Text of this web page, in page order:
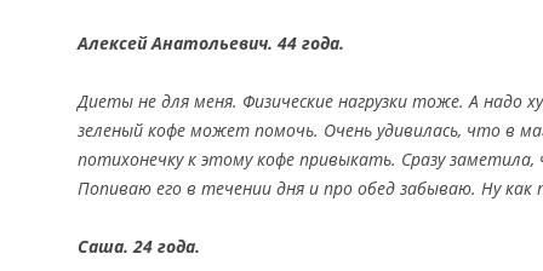
Алексей Анатольевич. 44 года.
Диеты не для меня. Физические нагрузки тоже. А надо
зеленый кофе может помочь. Очень удивилась, что в
потихонечку к этому кофе привыкать. Сразу
Попиваю его в течении дня и про обед забываю. Ну как
Саша. 24 года.